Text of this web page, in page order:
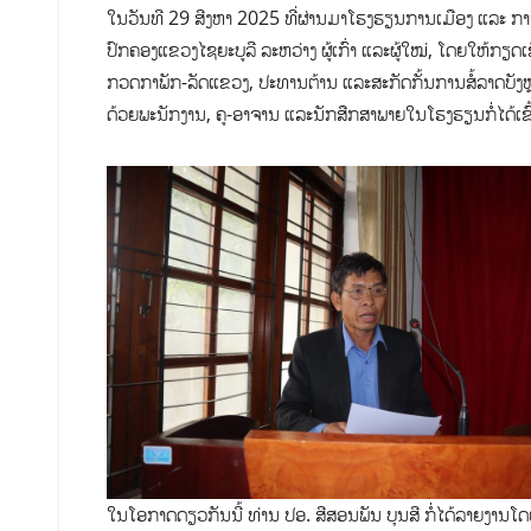
ໃນ​ວັນ​ທີ 29 ສີງ​ຫາ 2025 ທີ່ຜ່ານມາໂຮງ​ຮຽນການ​ເມືອງ ​ແລະ​
ປົກ​ຄອງແຂວງໄຊ​ຍະ​ບູ​ລີ ລະ​ຫວ່າງ ຜູ້​ເກົ່າ ແລະຜູ້​ໃໝ່, ​ໂດຍ​ໃຫ້​ກຽ
ກວດ​ກາ​ພັກ​-ລັດແຂວງ, ປະ​ທານ​ຕ້ານ ແລະສະ​ກັດ​ກັ້ນ​ການ​ສໍ້​ລາດ​
ດ້ວຍ​ພະ​ນັກ​ງານ​, ຄູ-​ອາ​ຈານ ແລະ​ນັກ​ສືກ​ສາພາຍໃນໂຮງ​ຮຽນ​ກໍ່​ໄດ້​ເ
ໃນ​ໂອ​ກາດ​ດຽວກັນ​ນີ້ ​ທ່ານ ປອ. ສີ​ສອນ​ພັນ ​ບຸນ​ສີ ກໍ່​ໄດ້​ລາຍງ​ານ​ໂ